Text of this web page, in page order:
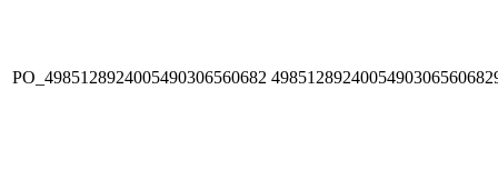
PO_4985128924005490306560682